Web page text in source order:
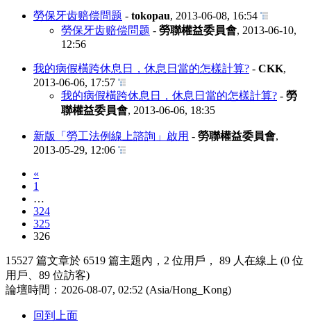
勞保牙齿赔偿問题 - tokopau, 2013-06-08, 16:54
勞保牙齿赔偿問题 - 勞聯權益委員會, 2013-06-10,
12:56
我的病假橫跨休息日，休息日當的怎樣計算? - CKK,
2013-06-06, 17:57
我的病假橫跨休息日，休息日當的怎樣計算? - 勞
聯權益委員會, 2013-06-06, 18:35
新版「勞工法例線上諮詢」啟用 - 勞聯權益委員會,
2013-05-29, 12:06
«
1
…
324
325
326
15527 篇文章於 6519 篇主題內，2 位用戶， 89 人在線上 (0 位
用戶、89 位訪客)
論壇時間：2026-08-07, 02:52 (Asia/Hong_Kong)
回到上面